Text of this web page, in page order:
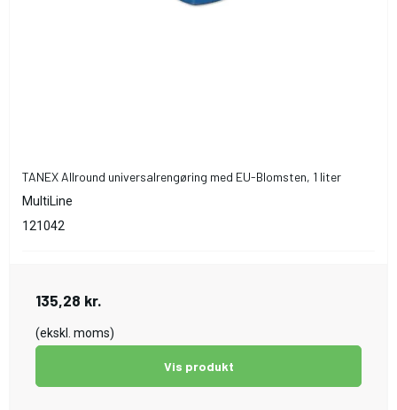
TANEX Allround universalrengøring med EU-Blomsten, 1 liter
MultiLine
121042
135,28 kr.
(ekskl. moms)
Vis produkt